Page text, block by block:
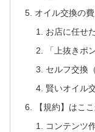
オイル交換の
お店に任せ
「上抜きポ
セルフ交換
賢いオイル
【規約】はこ
コンテンツ